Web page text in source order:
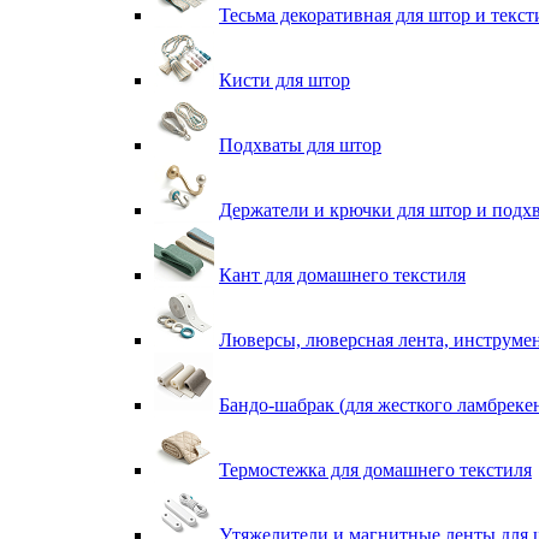
Тесьма декоративная для штор и
Кисти для штор
Подхваты для штор
Держатели и крючки для штор и
Кант для домашнего текстиля
Люверсы, люверсная лента,
Бандо-шабрак (для жесткого
Термостежка для домашнего текстиля
Утяжелители и магнитные ленты для